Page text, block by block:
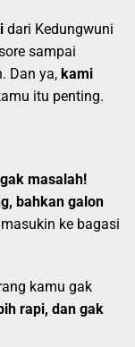
dari Kedungwuni
sampai
Dan ya, kami
itu penting.
masalah!
bahkan galon
ke bagasi
kamu gak
rapi, dan gak